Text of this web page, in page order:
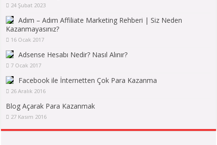
24 Şubat 2023
Adım – Adım Affiliate Marketing Rehberi | Siz Neden
Kazanmayasınız?
16 Ocak 2017
Adsense Hesabı Nedir? Nasıl Alınır?
7 Ocak 2017
Facebook ile İnternetten Çok Para Kazanma
26 Aralık 2016
Blog Açarak Para Kazanmak
27 Kasım 2016